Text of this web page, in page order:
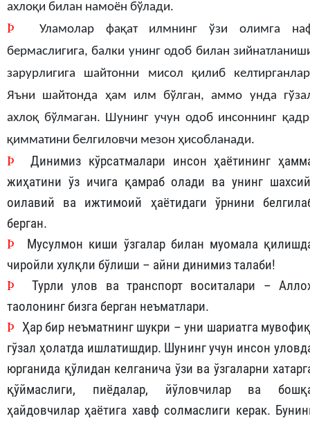
ахлоқи билан намоён бўлади.
Þ Уламолар фақат илмнинг ўзи олимга
бермаслигига, балки унинг одоб билан
зарурлигига шайтонни мисол қилиб
Яъни шайтонда ҳам илм бўлган, аммо унда
ахлоқ бўлмаган. Шунинг учун одоб инсоннинг
қимматини белгиловчи мезон ҳисобланади.
ÞДинимиз кўрсатмалари инсон ҳаётининг
жиҳатини ўз ичига қамраб олади ва унинг
оилавий ва ижтимоий ҳаётидаги ўрнини
берган.
Þ
Мусулмон киши ўзгалар билан муомала
чиройли хулқли бўлиши – айни динимиз талаби!
Þ Турли улов ва транспорт воситалари –
таолонинг бизга берган неъматлари.
Þ Ҳар бир неъматнинг шукри – уни шариатга
гўзал ҳолатда ишлатишдир. Шунинг учун инсон
юрганида қўлидан келганича ўзи ва ўзгаларни
қўймаслиги, пиёдалар, йўловчилар ва
ҳайдовчилар ҳаётига хавф солмаслиги керак.